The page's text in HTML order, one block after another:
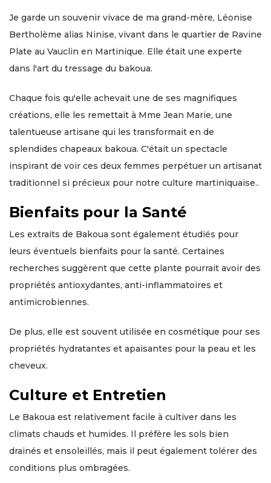
Je garde un souvenir vivace de ma grand-mère, Léonise
Bertholème alias Ninise, vivant dans le quartier de Ravine
Plate au Vauclin en Martinique. Elle était une experte
dans l'art du tressage du bakoua.
Chaque fois qu'elle achevait une de ses magnifiques
créations, elle les remettait à Mme Jean Marie, une
talentueuse artisane qui les transformait en de
splendides chapeaux bakoua. C'était un spectacle
inspirant de voir ces deux femmes perpétuer un artisanat
traditionnel si précieux pour notre culture martiniquaise..
Bienfaits pour la Santé
Les extraits de Bakoua sont également étudiés pour
leurs éventuels bienfaits pour la santé. Certaines
recherches suggèrent que cette plante pourrait avoir des
propriétés antioxydantes, anti-inflammatoires et
antimicrobiennes.
De plus, elle est souvent utilisée en cosmétique pour ses
propriétés hydratantes et apaisantes pour la peau et les
cheveux.
Culture et Entretien
Le Bakoua est relativement facile à cultiver dans les
climats chauds et humides. Il préfère les sols bien
drainés et ensoleillés, mais il peut également tolérer des
conditions plus ombragées.